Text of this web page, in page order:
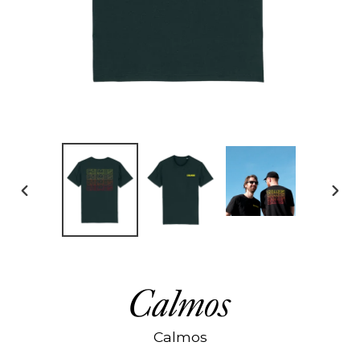
Calmos
Calmos